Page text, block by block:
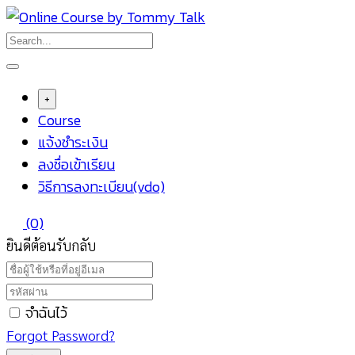
+
Course
แจ้งชำระเงิน
ลงชื่อเข้าเรียน
วิธีการลงทะเบียน(vdo)
(0)
ยินดีต้อนรับกลับ
จำฉันไว้
Forgot Password?